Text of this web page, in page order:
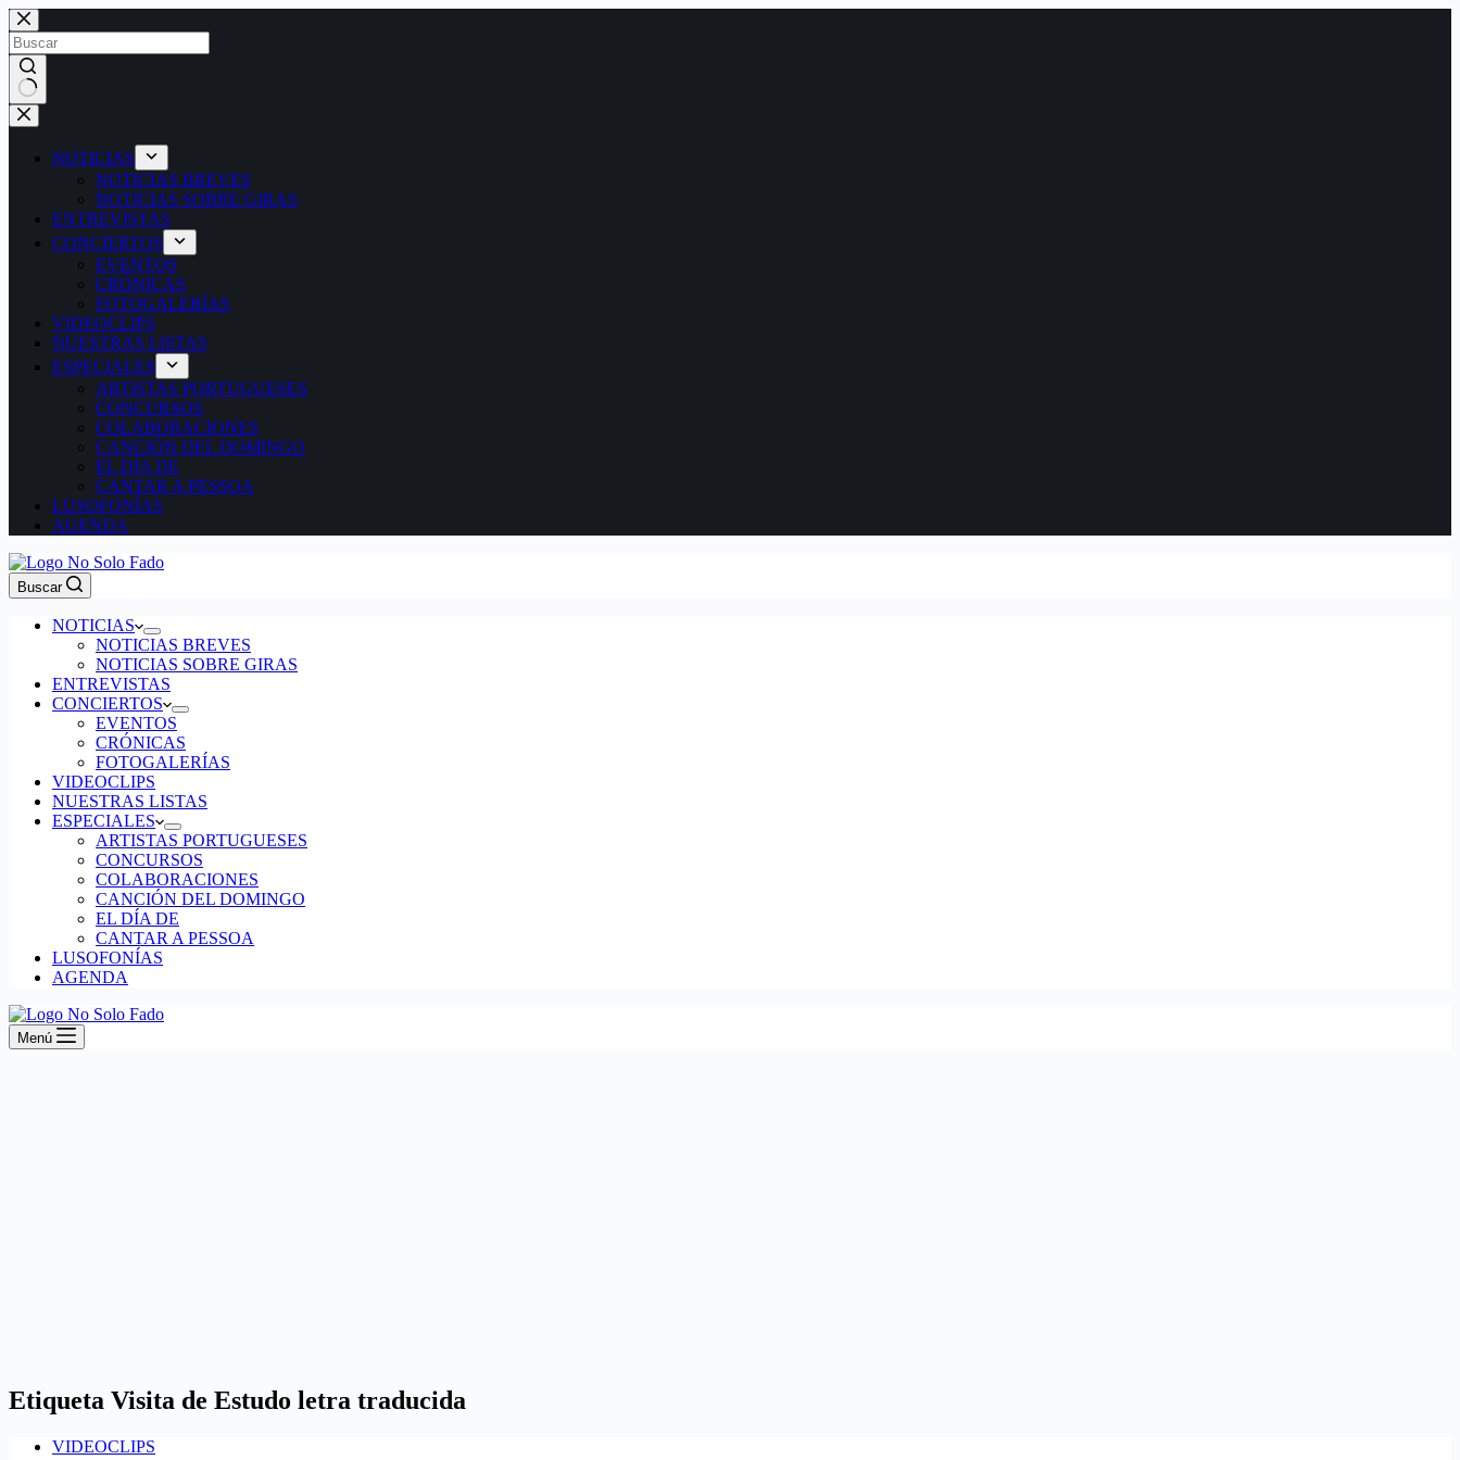
Saltar
al
contenido
Sin
resultados
NOTICIAS
NOTICIAS BREVES
NOTICIAS SOBRE GIRAS
ENTREVISTAS
CONCIERTOS
EVENTOS
CRÓNICAS
FOTOGALERÍAS
VIDEOCLIPS
NUESTRAS LISTAS
ESPECIALES
ARTISTAS PORTUGUESES
CONCURSOS
COLABORACIONES
CANCIÓN DEL DOMINGO
EL DÍA DE
CANTAR A PESSOA
LUSOFONÍAS
AGENDA
Buscar
NOTICIAS
NOTICIAS BREVES
NOTICIAS SOBRE GIRAS
ENTREVISTAS
CONCIERTOS
EVENTOS
CRÓNICAS
FOTOGALERÍAS
VIDEOCLIPS
NUESTRAS LISTAS
ESPECIALES
ARTISTAS PORTUGUESES
CONCURSOS
COLABORACIONES
CANCIÓN DEL DOMINGO
EL DÍA DE
CANTAR A PESSOA
LUSOFONÍAS
AGENDA
Menú
Etiqueta Visita de Estudo letra traducida
VIDEOCLIPS